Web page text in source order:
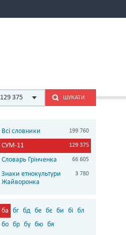
129 375 ШУКАТИ
Всі словники 199 760
СУМ-11 129 375
Словарь Грінченка 66 605
Знаки етнокультури
Жайворонка
3 780
ба бг бд бе бє би бі бл
бо бр бу бю бя